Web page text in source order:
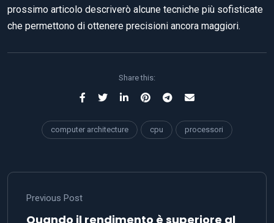
prossimo articolo descriverò alcune tecniche più sofisticate
che permettono di ottenere precisioni ancora maggiori.
Share this:
computer architecture cpu processori
Previous Post
Quando il rendimento è superiore al